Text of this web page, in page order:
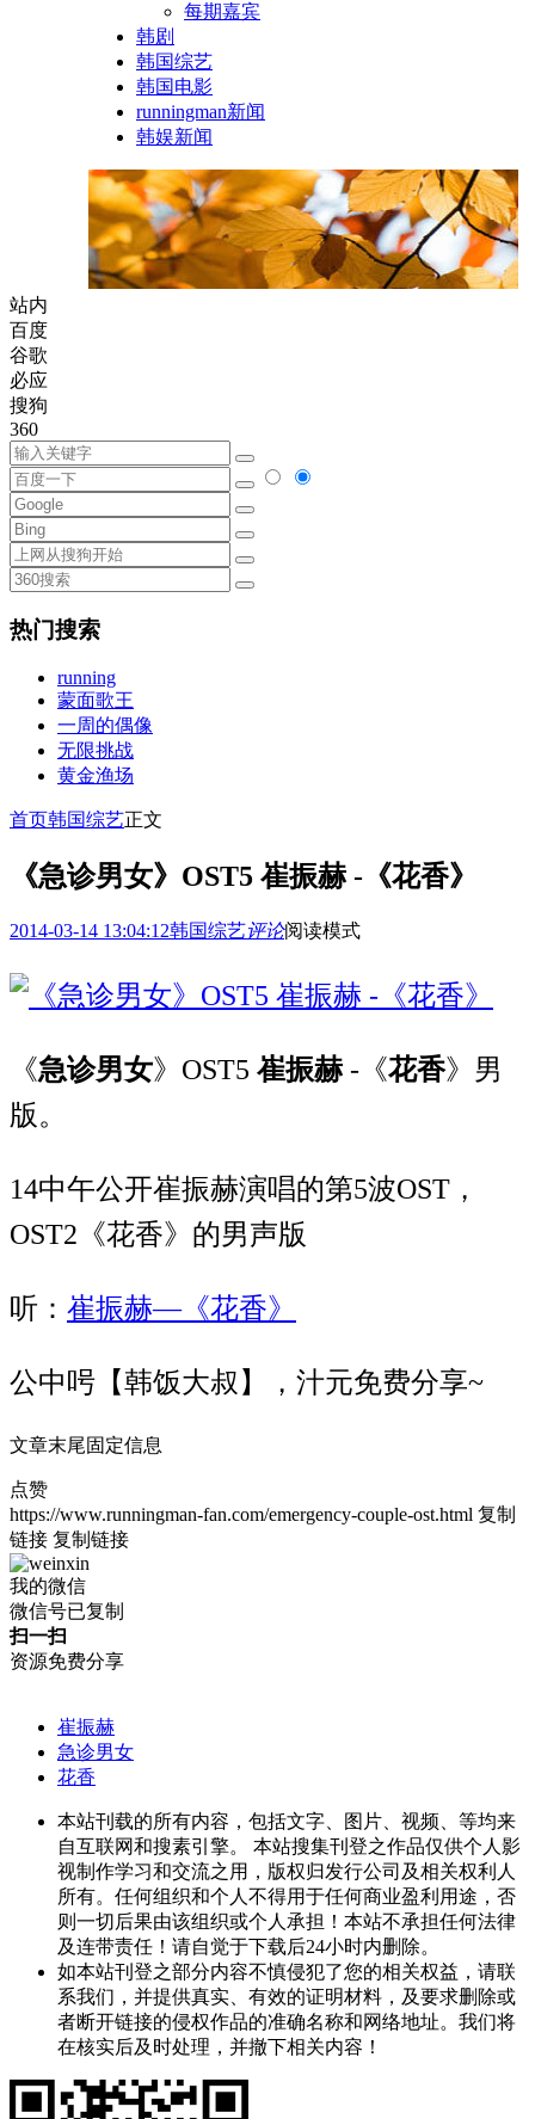
每期嘉宾
韩剧
韩国综艺
韩国电影
runningman新闻
韩娱新闻
站内
百度
谷歌
必应
搜狗
360
热门搜索
running
蒙面歌王
一周的偶像
无限挑战
黄金渔场
首页韩国综艺正文
《急诊男女》OST5 崔振赫 -《花香》
2014-03-14 13:04:12韩国综艺评论阅读模式
《急诊男女》OST5 崔振赫 -《花香》男
版。
14中午公开崔振赫演唱的第5波OST，
OST2《花香》的男声版
听： 崔振赫—《花香》
公中呺【韩饭大叔】，汁元免费分享~
文章末尾固定信息
点赞
https://www.runningman-fan.com/emergency-couple-ost.html 复制
链接 复制链接
我的微信
微信号已复制
扫一扫
资源免费分享
崔振赫
急诊男女
花香
本站刊载的所有内容，包括文字、图片、视频、等均来
自互联网和搜素引擎。 本站搜集刊登之作品仅供个人影
视制作学习和交流之用，版权归发行公司及相关权利人
所有。任何组织和个人不得用于任何商业盈利用途，否
则一切后果由该组织或个人承担！本站不承担任何法律
及连带责任！请自觉于下载后24小时内删除。
如本站刊登之部分内容不慎侵犯了您的相关权益，请联
系我们，并提供真实、有效的证明材料，及要求删除或
者断开链接的侵权作品的准确名称和网络地址。我们将
在核实后及时处理，并撤下相关内容！